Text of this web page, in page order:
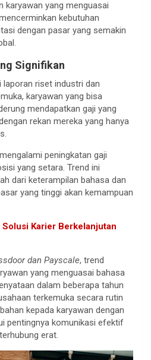
karyawan yang menguasai
kebutuhan
dengan pasar yang semakin
Signifikan
laporan riset industri dan
karyawan yang bisa
mendapatkan gaji yang
rekan mereka yang hanya
peningkatan gaji
yang setara. Trend ini
dari keterampilan bahasa dan
yang tinggi akan kemampuan
Karier Berkelanjutan
dan Payscale, trend
yang menguasai bahasa
dalam beberapa tahun
terkemuka secara rutin
kepada karyawan dengan
pentingnya komunikasi efektif
erat.